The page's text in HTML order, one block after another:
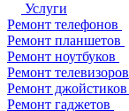
Услуги
Ремонт телефонов
Ремонт планшетов
Ремонт ноутбуков
Ремонт телевизоров
Ремонт джойстиков
Ремонт гаджетов